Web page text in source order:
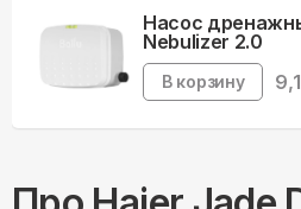
Насос
Nebulizer 2.0
В корзину